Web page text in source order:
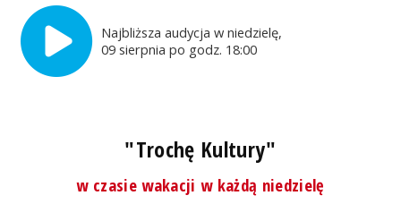
Najbliższa audycja w niedzielę,
09 sierpnia po godz. 18:00
"Trochę Kultury"
w czasie wakacji w każdą niedzielę